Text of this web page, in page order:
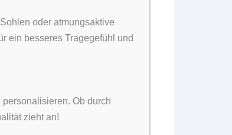
oder atmungsaktive
ein besseres Tragegefühl und
Ob durch
zieht an!